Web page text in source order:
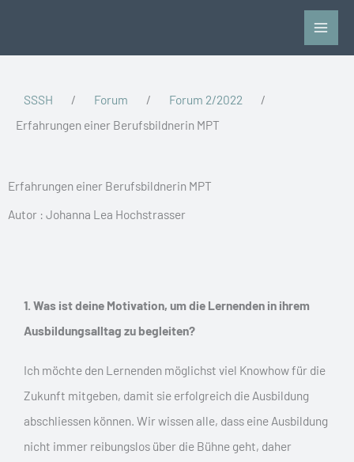
SSSH / Forum / Forum 2/2022
/
Erfahrungen einer Berufsbildnerin MPT
Erfahrungen einer Berufsbildnerin MPT
Autor : Johanna Lea Hochstrasser
1. Was ist deine Motivation, um die Lernenden in ihrem
Ausbildungsalltag zu begleiten?
Ich möchte den Lernenden möglichst viel Knowhow für die
Zukunft mitgeben, damit sie erfolgreich die Ausbildung
abschliessen können. Wir wissen alle, dass eine Ausbildung
nicht immer reibungslos über die Bühne geht, daher